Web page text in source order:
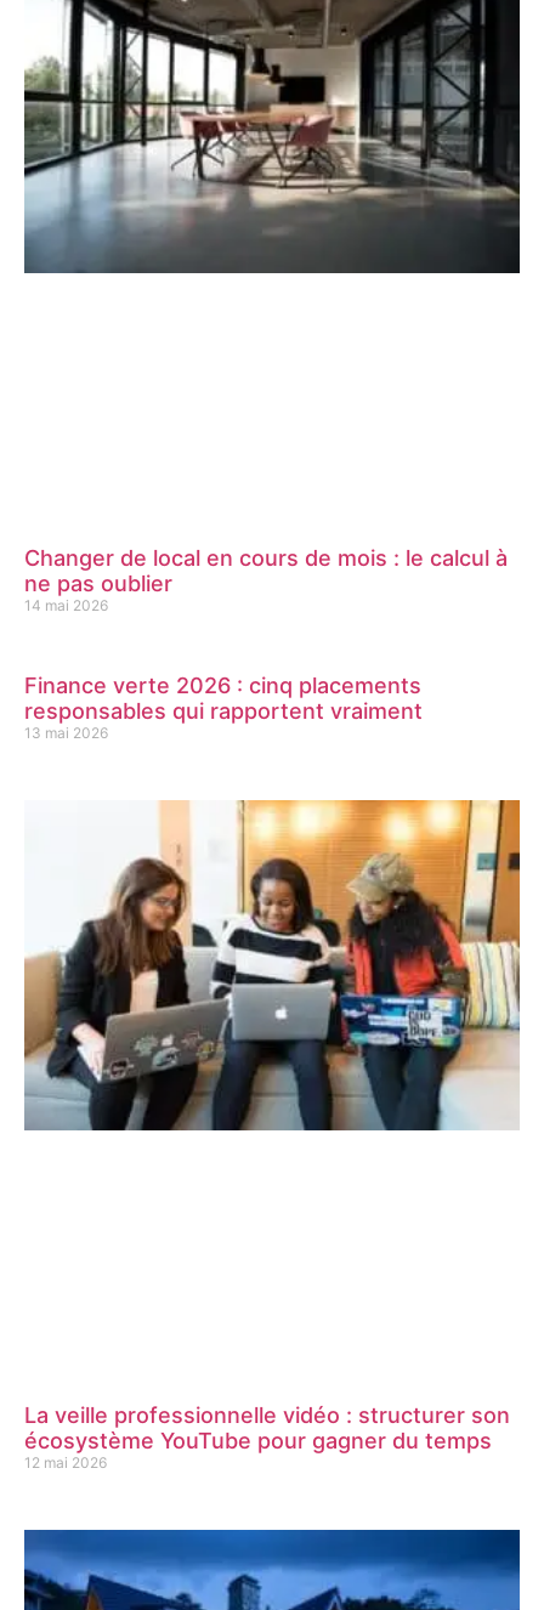
Changer de local en cours de mois : le calcul à
ne pas oublier
14 mai 2026
Finance verte 2026 : cinq placements
responsables qui rapportent vraiment
13 mai 2026
La veille professionnelle vidéo : structurer son
écosystème YouTube pour gagner du temps
12 mai 2026